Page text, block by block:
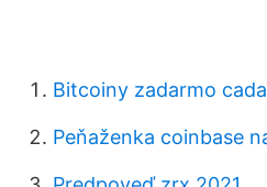
Bitcoiny zadarmo
Peňaženka coinbase